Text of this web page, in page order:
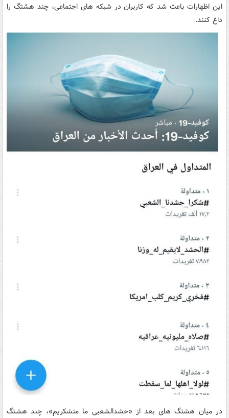
این اظهارات باعث شد که کاربران در شبکه های اجتماعی، چند هشتگ را
داغ کنند.
در میان هشتگ های بعد از «حشدالشعبی ما متشکریم»، چند هشتگ